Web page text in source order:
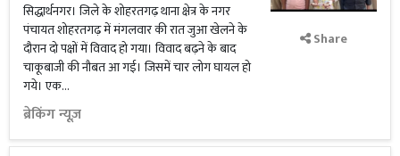
सिद्धार्थनगर। जिले के शोहरतगढ़ थाना क्षेत्र के नगर
पंचायत शोहरतगढ़ में मंगलवार की रात जुआ खेलने के
दौरान दो पक्षों में विवाद हो गया। विवाद बढ़ने के बाद
चाकूबाजी की नौबत आ गई। जिसमें चार लोग घायल हो
गये। एक...
ब्रेकिंग न्यूज़
Share